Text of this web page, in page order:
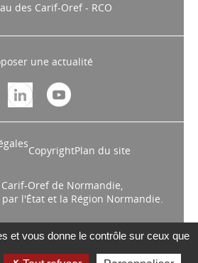
Oref de Normandie,
et vous donne le contrôle sur ceux que